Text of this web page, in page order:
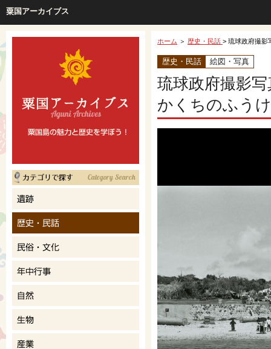
粟国アーカイブス
ホーム ＞ 歴史・民話 > 琉球政府撮影
歴史・民話 絵図・写真
琉球政府撮影
かくちのふう